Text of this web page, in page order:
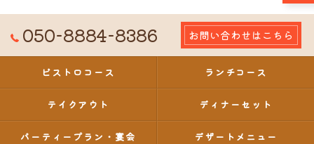
050-8884-8386 お問い合わせはこちら
ビストロコース ランチコース
テイクアウト ディナーセット
パーティープラン・宴会 デザートメニュー